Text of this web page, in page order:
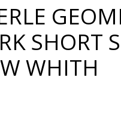
SHORT
WHITH